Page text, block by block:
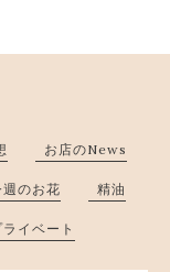
お店のNews
週のお花 精油
ライベート